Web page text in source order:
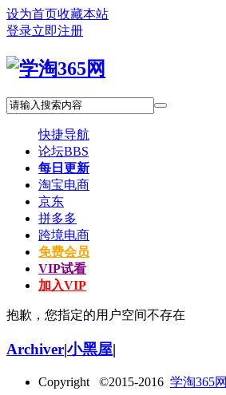
设为首页收藏本站
登录立即注册
快捷导航
论坛BBS
每日更新
淘宝电商
京东
拼多多
跨境电商
免费会员
VIP试看
加入VIP
抱歉，您指定的用户空间不存在
Archiver|小黑屋|
Copyright ©2015-2016 学淘365网